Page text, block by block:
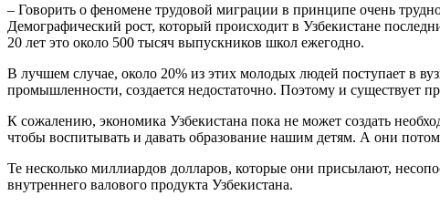
– Говорить о феномене трудовой миграции в принципе очень
Демографический рост, который происходит в Узбекистане
20 лет это около 500 тысяч выпускников школ ежегодно.
В лучшем случае, около 20% из этих молодых людей поступает в
промышленности, создается недостаточно. Поэтому и существует
К сожалению, экономика Узбекистана пока не может создать
чтобы воспитывать и давать образование нашим детям. А они
Те несколько миллиардов долларов, которые они присылают,
внутреннего валового продукта Узбекистана.